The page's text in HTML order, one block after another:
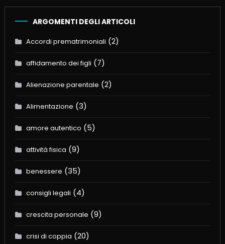
ARGOMENTI DEGLI ARTICOLI
Accordi prematrimoniali (2)
affidamento dei figli (7)
Alienazione parentale (2)
Alimentazione (3)
amore autentico (5)
attività fisica (9)
benessere (35)
consigli legali (4)
crescita personale (9)
crisi di coppia (20)